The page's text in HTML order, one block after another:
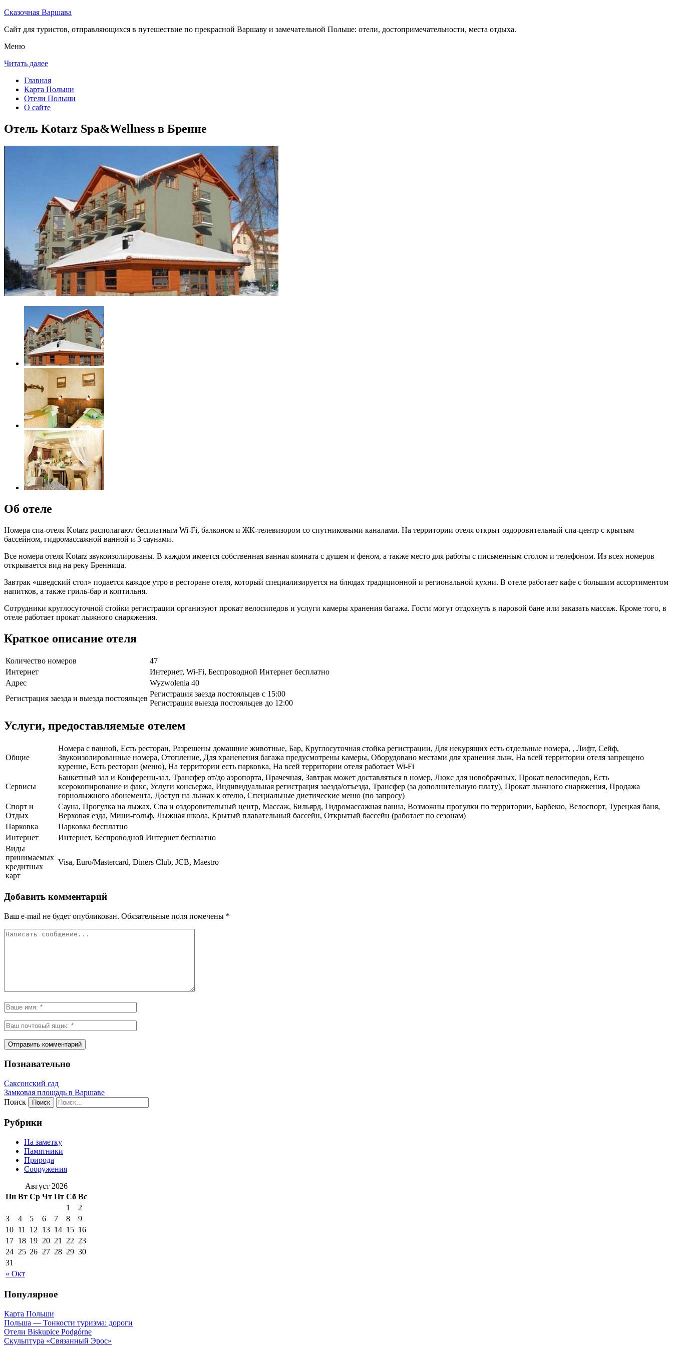
Сказочная Варшава
Сайт для туристов, отправляющихся в путешествие по прекрасной Варшаву и замечательной Польше: отели, достопримечательности, места отдыха.
Меню
Читать далее
Главная
Карта Польши
Отели Польши
О сайте
Отель Kotarz Spa&Wellness в Бренне
Об отеле
Номера спа-отеля Kotarz располагают бесплатным Wi-Fi, балконом и ЖК-телевизором со спутниковыми каналами. На территории отеля открыт оздоровительный спа-центр с крытым
бассейном, гидромассажной ванной и 3 саунами.
Все номера отеля Kotarz звукоизолированы. В каждом имеется собственная ванная комната с душем и феном, а также место для работы с письменным столом и телефоном. Из всех номеров
открывается вид на реку Бренница.
Завтрак «шведский стол» подается каждое утро в ресторане отеля, который специализируется на блюдах традиционной и региональной кухни. В отеле работает кафе с большим ассортиментом
напитков, а также гриль-бар и коптильня.
Сотрудники круглосуточной стойки регистрации организуют прокат велосипедов и услуги камеры хранения багажа. Гости могут отдохнуть в паровой бане или заказать массаж. Кроме того, в
отеле работает прокат лыжного снаряжения.
Краткое описание отеля
Количество номеров
47
Интернет
Интернет, Wi-Fi, Беспроводной Интернет бесплатно
Адрес
Wyzwolenia 40
Регистрация заезда и выезда постояльцев
Регистрация заезда постояльцев с 15:00
Регистрация выезда постояльцев до 12:00
Услуги, предоставляемые отелем
Общие
Номера с ванной, Есть ресторан, Разрешены домашние животные, Бар, Круглосуточная стойка регистрации, Для некурящих есть отдельные номера, , Лифт, Сейф,
Звукоизолированные номера, Отопление, Для храненения багажа предусмотрены камеры, Оборудовано местами для хранения лыж, На всей территории отеля запрещено
курение, Есть ресторан (меню), На территории есть парковка, На всей территории отеля работает Wi-Fi
Сервисы
Банкетный зал и Конференц-зал, Трансфер от/до аэропорта, Прачечная, Завтрак может доставляться в номер, Люкс для новобрачных, Прокат велосипедов, Есть
ксерокопирование и факс, Услуги консьержа, Индивидуальная регистрация заезда/отъезда, Трансфер (за дополнительную плату), Прокат лыжного снаряжения, Продажа
горнолыжного абонемента, Доступ на лыжах к отелю, Специальные диетические меню (по запросу)
Спорт и
Отдых
Сауна, Прогулка на лыжах, Спа и оздоровительный центр, Массаж, Бильярд, Гидромассажная ванна, Возможны прогулки по территории, Барбекю, Велоспорт, Турецкая баня,
Верховая езда, Мини-гольф, Лыжная школа, Крытый плавательный бассейн, Открытый бассейн (работает по сезонам)
Парковка
Парковка бесплатно
Интернет
Интернет, Беспроводной Интернет бесплатно
Виды
принимаемых
кредитных
карт
Visa, Euro/Mastercard, Diners Club, JCB, Maestro
Добавить комментарий
Ваш e-mail не будет опубликован. Обязательные поля помечены *
Познавательно
Саксонский сад
Замковая площадь в Варшаве
Поиск
Рубрики
На заметку
Памятники
Природа
Сооружения
Август 2026
Пн Вт Ср Чт Пт Сб Вс
« Окт
1
2
3
4 5 6 7 8
9
10 11 12 13 14 15 16
17 18 19 20 21 22 23
24 25 26 27 28 29 30
31
Популярное
Карта Польши
Польша — Тонкости туризма: дороги
Отели Biskupice Podgórne
Скульптура «Связанный Эрос»